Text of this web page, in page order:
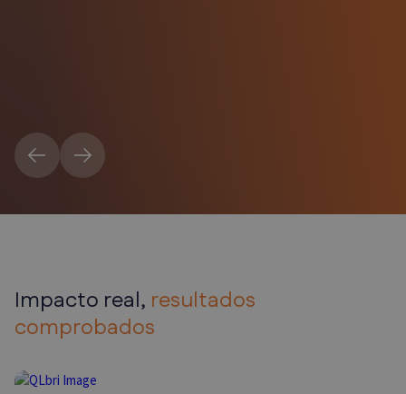
Impacto real, resultados
comprobados